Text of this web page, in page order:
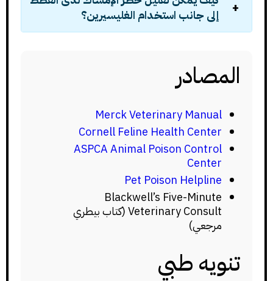
إلى جانب استخدام الغليسيرين؟
المصادر
Merck Veterinary Manual
Cornell Feline Health Center
ASPCA Animal Poison Control
Center
Pet Poison Helpline
Blackwell’s Five-Minute
Veterinary Consult (كتاب بيطري
مرجعي)
تنويه طبي